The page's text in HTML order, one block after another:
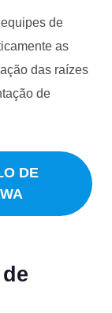
de
as
das raízes
de
DE